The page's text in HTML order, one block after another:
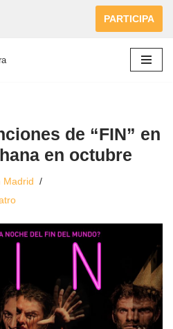
PARTICIPA
de “FIN” en
en octubre
Madrid